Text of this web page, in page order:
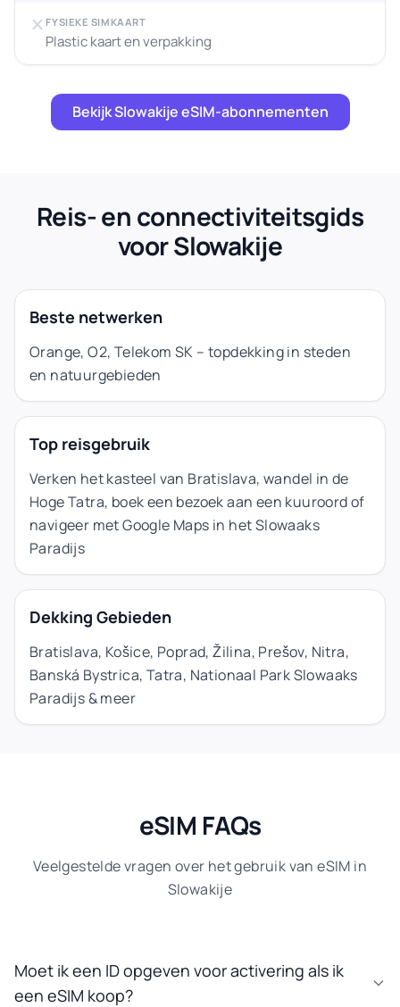
FYSIEKE SIMKAART
Plastic kaart en verpakking
Bekijk Slowakije eSIM-abonnementen
Reis- en connectiviteitsgids
voor Slowakije
Beste netwerken
Orange, O2, Telekom SK – topdekking in steden
en natuurgebieden
Top reisgebruik
Verken het kasteel van Bratislava, wandel in de
Hoge Tatra, boek een bezoek aan een kuuroord of
navigeer met Google Maps in het Slowaaks
Paradijs
Dekking Gebieden
Bratislava, Košice, Poprad, Žilina, Prešov, Nitra,
Banská Bystrica, Tatra, Nationaal Park Slowaaks
Paradijs & meer
eSIM FAQs
Veelgestelde vragen over het gebruik van eSIM in
Slowakije
Moet ik een ID opgeven voor activering als ik
een eSIM koop?